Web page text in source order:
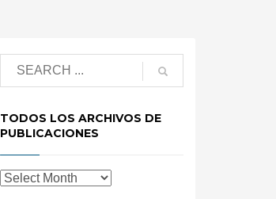
TODOS LOS ARCHIVOS DE
PUBLICACIONES